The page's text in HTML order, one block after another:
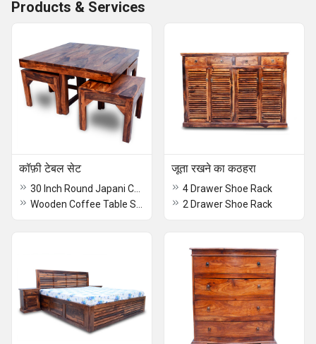
Products & Services
कॉफ़ी टेबल सेट जूता रखने का कठहरा
4 Drawer Shoe Rack
2 Drawer Shoe Rack